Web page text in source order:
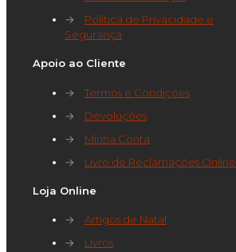
→
Política de Privacidade e
Segurança
Apoio ao Cliente
→
Termos e Condições
→
Devoluções
→
Minha Conta
→
Livro de Reclamações Online
Loja Online
→
Artigos de Natal
→
Livros